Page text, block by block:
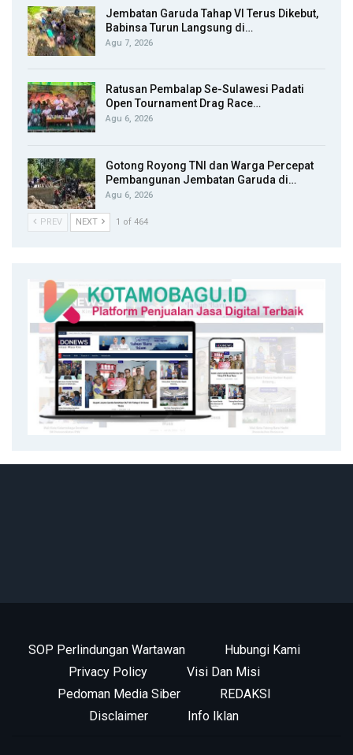
Jembatan Garuda Tahap VI Terus Dikebut,
Babinsa Turun Langsung di…
Agu 7, 2026
Ratusan Pembalap Se-Sulawesi Padati
Open Tournament Drag Race…
Agu 6, 2026
Gotong Royong TNI dan Warga Percepat
Pembangunan Jembatan Garuda di…
Agu 6, 2026
PREV NEXT 1 of 464
SOP Perlindungan Wartawan
Hubungi Kami
Privacy Policy
Visi Dan Misi
Pedoman Media Siber
REDAKSI
Disclaimer
Info Iklan